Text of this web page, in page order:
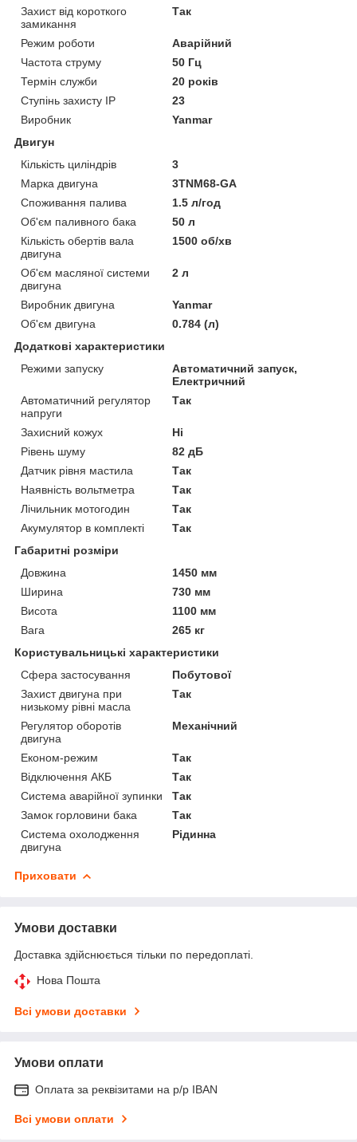
Захист від короткого
замикання
Так
Режим роботи
Аварійний
Частота струму
50 Гц
Термін служби
20 років
Ступінь захисту IP
23
Виробник
Yanmar
Двигун
Кількість циліндрів
3
Марка двигуна
3TNM68-GA
Споживання палива
1.5 л/год
Об'єм паливного бака
50 л
Кількість обертів вала
двигуна
1500 об/хв
Об'єм масляної системи
двигуна
2 л
Виробник двигуна
Yanmar
Об'єм двигуна
0.784 (л)
Додаткові характеристики
Режими запуску
Автоматичний запуск,
Електричний
Автоматичний регулятор
напруги
Так
Захисний кожух
Ні
Рівень шуму
82 дБ
Датчик рівня мастила
Так
Наявність вольтметра
Так
Лічильник мотогодин
Так
Акумулятор в комплекті
Так
Габаритні розміри
Довжина
1450 мм
Ширина
730 мм
Висота
1100 мм
Вага
265 кг
Користувальницькі характеристики
Сфера застосування
Побутової
Захист двигуна при
низькому рівні масла
Так
Регулятор оборотів
двигуна
Механічний
Економ-режим
Так
Відключення АКБ
Так
Система аварійної зупинки
Так
Замок горловини бака
Так
Система охолодження
двигуна
Рідинна
Приховати
Умови доставки
Доставка здійснюється тільки по передоплаті.
Нова Пошта
Всі умови доставки
Умови оплати
Оплата за реквізитами на р/р IBAN
Всі умови оплати